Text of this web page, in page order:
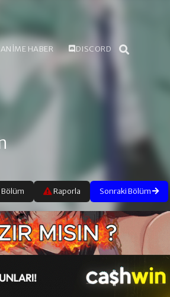
ANİME HABER DISCORD
Raporla Sonraki Bölüm